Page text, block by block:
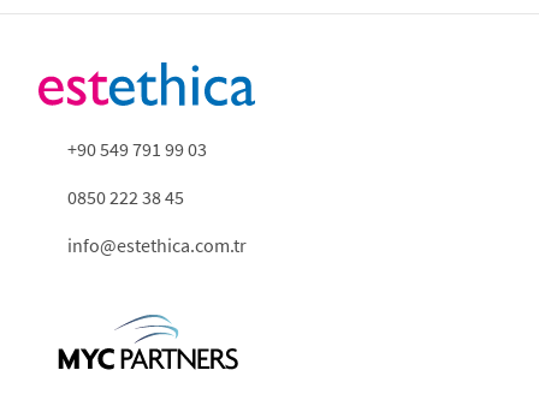
+90 549 791 99 03
0850 222 38 45
info@estethica.com.tr